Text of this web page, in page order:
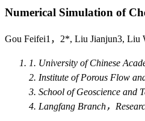
Numerical Simulation of
Gou Feifei1，2*, Liu Jianjun3,
1. University of Chinese
2. Institute of Porous Flow
3. School of Geoscience and
4. Langfang Branch，